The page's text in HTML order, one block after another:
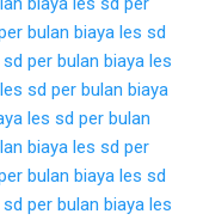
bulan biaya les sd
per bulan biaya les
sd per bulan biaya
les sd per bulan
biaya les sd per
bulan biaya les sd
per bulan biaya les